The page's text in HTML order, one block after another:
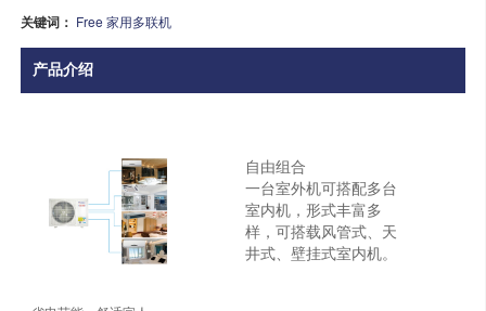
关键词： Free 家用多联机
产品介绍
自由组合
一台室外机可搭配多台
室内机，形式丰富多
样，可搭载风管式、天
井式、壁挂式室内机。